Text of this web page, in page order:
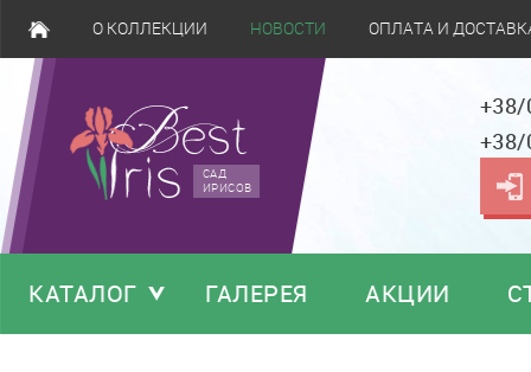
О КОЛЛЕКЦИИ НОВОСТИ ОПЛАТА И
САД
ИРИСОВ
КАТАЛОГ ГАЛЕРЕЯ АКЦИИ